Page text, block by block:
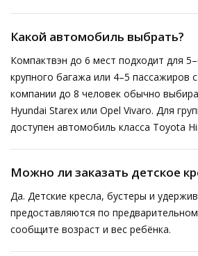
Какой автомобиль выбрать?
Компактвэн до 6 мест подходит для
крупного багажа или 4–5 пассажиров
компании до 8 человек обычно
Hyundai Starex или Opel Vivaro. Для
доступен автомобиль класса Toyota
Можно ли заказать детское
Да. Детские кресла, бустеры и
предоставляются по
сообщите возраст и вес ребёнка.